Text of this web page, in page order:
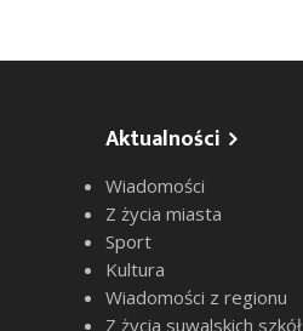
Aktualności
Wiadomości
Z życia miasta
Sport
Kultura
Wiadomości z regionu
Z życia suwalskich szkół